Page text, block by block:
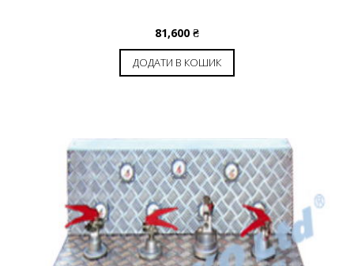
81,600 ₴
ДОДАТИ В КОШИК